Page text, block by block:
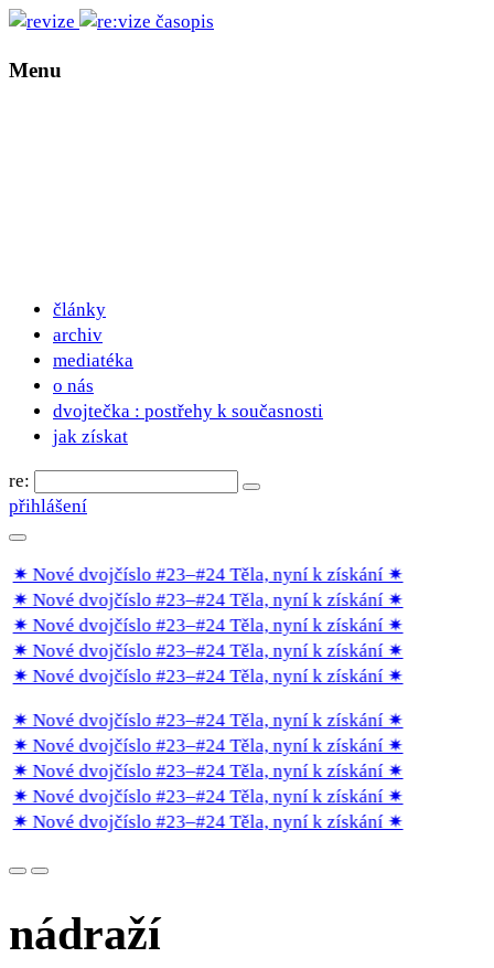
Menu
články
archiv
mediatéka
o nás
dvojtečka : postřehy k současnosti
jak získat
re:
přihlášení
✷ Nové dvojčíslo #23–#24 Těla, nyní k získání ✷
✷ Nové dvojčíslo #23–#24 Těla, nyní k získání ✷
✷ Nové dvojčíslo #23–#24 Těla, nyní k získání ✷
✷ Nové dvojčíslo #23–#24 Těla, nyní k získání ✷
✷ Nové dvojčíslo #23–#24 Těla, nyní k získání ✷
✷ Nové dvojčíslo #23–#24 Těla, nyní k získání ✷
✷ Nové dvojčíslo #23–#24 Těla, nyní k získání ✷
✷ Nové dvojčíslo #23–#24 Těla, nyní k získání ✷
✷ Nové dvojčíslo #23–#24 Těla, nyní k získání ✷
✷ Nové dvojčíslo #23–#24 Těla, nyní k získání ✷
nádraží